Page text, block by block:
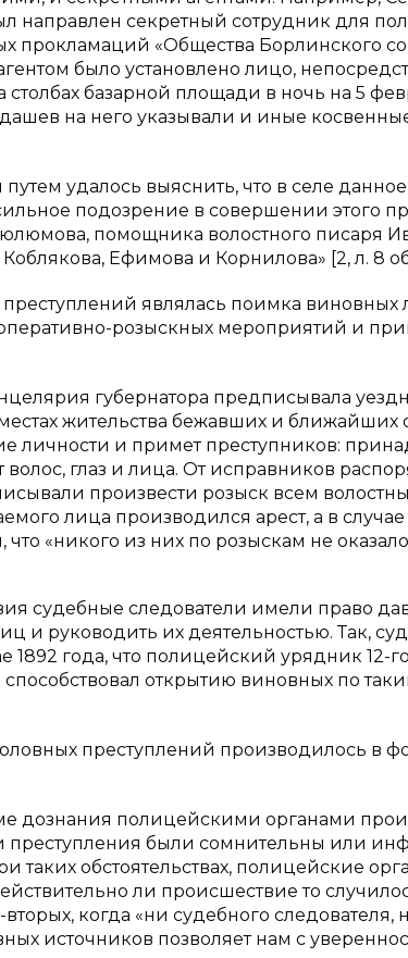
направлен секретный сотрудник для
«Общества Борлинского
было установлено лицо,
базарной площади в ночь на 5
на него указывали и иные
удалось выяснить, что в селе
подозрение в совершении этого
помощника волостного писаря
Ефимова и Корнилова» [2, л. 8
являлась поимка виновных
розыскных мероприятий и
губернатора предписывала
жительства бежавших и ближайших
личности и примет преступников:
волос, глаз и лица. От исправников
произвести розыск всем
лица производился арест, а в случае
что «никого из них по розыскам не
судебные следователи имели право
и руководить их деятельностью. Так,
года, что полицейский урядник 12-го
открытию виновных по
преступлений производилось в
дознания полицейскими органами
преступления были сомнительны или
таких обстоятельствах, полицейские
ли происшествие то
когда «ни судебного следователя,
источников позволяет нам с